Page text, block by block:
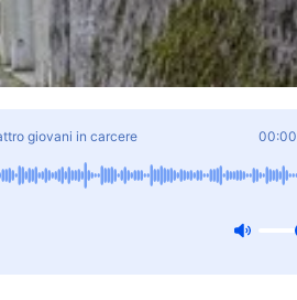
giovani in carcere 00:00